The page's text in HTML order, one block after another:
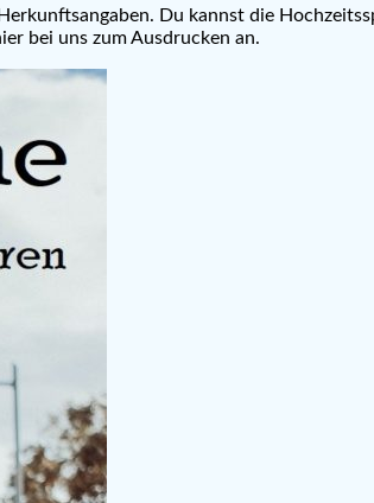
Du kannst die
bei uns zum Ausdrucken an.